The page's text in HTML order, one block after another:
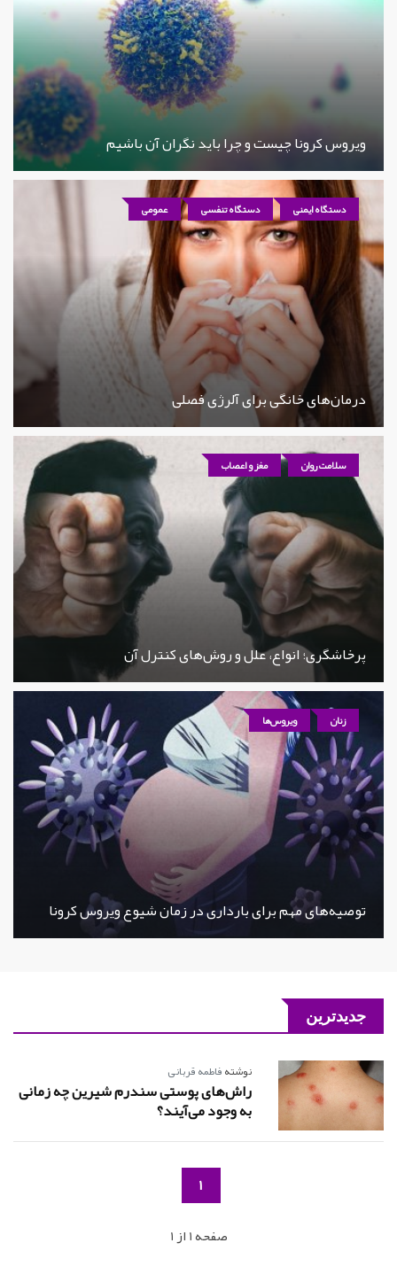
ویروس کرونا چیست و چرا باید نگران آن باشیم
دستگاه ایمنی دستگاه تنفسی عمومی
درمان‌های خانگی برای آلرژی فصلی
سلامت روان مغز و اعصاب
پرخاشگری؛ انواع، علل و روش‌های کنترل آن
زنان ویروس‌ها
توصیه‌های مهم برای بارداری در زمان شیوع ویروس کرونا
جدیدترین
نوشتهفاطمه قربانی
راش‌های پوستی سندرم شیرین چه زمانی
به وجود می‌آیند؟
1
صفحه 1 از 1